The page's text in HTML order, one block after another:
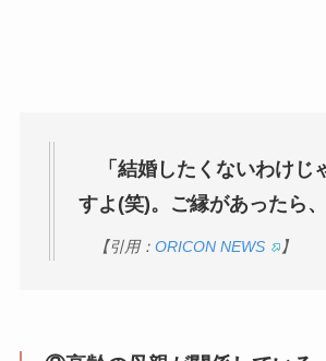
「結婚したくないわけじ
すよ(笑)。ご縁があったら、
【引用： ORICON NEWS 】